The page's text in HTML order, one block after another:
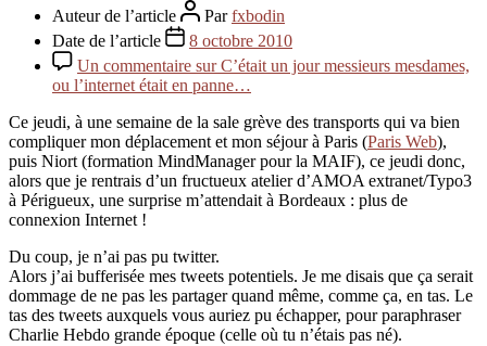
Auteur de l’article Parfxbodin
Date de l’article
8 octobre 2010
Un commentaire sur C’était un jour messieurs mesdames,
ou l’internet était en panne…
Ce jeudi, à une semaine de la sale grève des transports qui va bien
compliquer mon déplacement et mon séjour à Paris (Paris Web),
puis Niort (formation MindManager pour la MAIF), ce jeudi donc,
alors que je rentrais d’un fructueux atelier d’AMOA extranet/Typo3
à Périgueux, une surprise m’attendait à Bordeaux : plus de
connexion Internet !
Du coup, je n’ai pas pu twitter.
Alors j’ai bufferisée mes tweets potentiels. Je me disais que ça serait
dommage de ne pas les partager quand même, comme ça, en tas. Le
tas des tweets auxquels vous auriez pu échapper, pour paraphraser
Charlie Hebdo grande époque (celle où tu n’étais pas né).